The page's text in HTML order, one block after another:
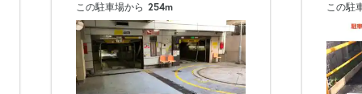
この駐車場から 254m この駐